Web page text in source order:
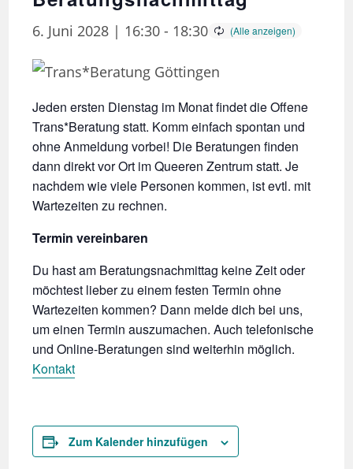
6. Juni 2028 | 16:30 - 18:30
Jeden ersten Dienstag im Monat findet die Offene
Trans*Beratung statt. Komm einfach spontan und
ohne Anmeldung vorbei! Die Beratungen finden
dann direkt vor Ort im Queeren Zentrum statt. Je
nachdem wie viele Personen kommen, ist evtl. mit
Wartezeiten zu rechnen.
Termin vereinbaren
Du hast am Beratungsnachmittag keine Zeit oder
möchtest lieber zu einem festen Termin ohne
Wartezeiten kommen? Dann melde dich bei uns,
um einen Termin auszumachen. Auch telefonische
und Online-Beratungen sind weiterhin möglich.
Kontakt
Zum Kalender hinzufügen